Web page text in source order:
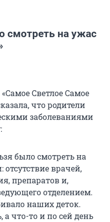
смотреть на ужас
Светлое Самое
что родители
заболеваниями
было смотреть на
отсутствие врачей,
препаратов и,
отделением.
наших деток.
а что-то и по сей день